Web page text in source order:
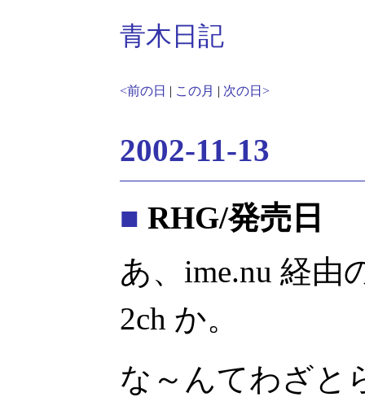
青木日記
<前の日 | この月 | 次の日>
2002-11-13
■ RHG/発売日
あ、ime.nu 経由
2ch か。
な～んてわざと